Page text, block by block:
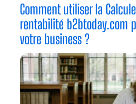
Comment utiliser la
rentabilité b2btoday.com
votre business ?